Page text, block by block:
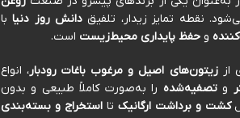
نقطه تمایز زیدار، تلفیق دانش روز دنیابا
و حفظ پایداری محیط‌زیست است.
اززیتون‌های اصیل و مرغوب باغات رودبار، انواع
وتصفیه‌شده را به‌صورت کاملاً طبیعی و بدون
کشت و برداشت ارگانیک تااستخراج و بسته‌بندی